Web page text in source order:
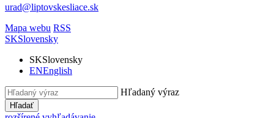
urad@liptovskesliace.sk
Mapa webu RSS
SKSlovensky
SKSlovensky
ENEnglish
Hľadaný výraz
Hľadať